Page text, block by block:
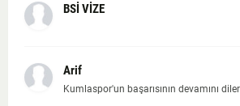
BSİ VİZE
Arif
Kumlaspor'un başarısının devamını